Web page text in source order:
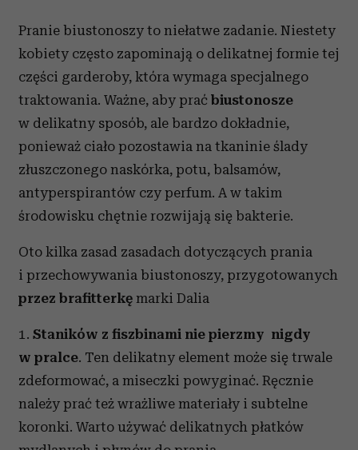
Pranie biustonoszy to niełatwe zadanie. Niestety
kobiety często zapominają o delikatnej formie tej
części garderoby, która wymaga specjalnego
traktowania. Ważne, aby prać biustonosze
w delikatny sposób, ale bardzo dokładnie,
ponieważ ciało pozostawia na tkaninie ślady
złuszczonego naskórka, potu, balsamów,
antyperspirantów czy perfum. A w takim
środowisku chętnie rozwijają się bakterie.
Oto kilka zasad zasadach dotyczących prania
i przechowywania biustonoszy, przygotowanych
przez brafitterkę marki Dalia
1. Staników z fiszbinami nie pierzmy nigdy
w pralce. Ten delikatny element może się trwale
zdeformować, a miseczki powyginać. Ręcznie
należy prać też wrażliwe materiały i subtelne
koronki. Warto używać delikatnych płatków